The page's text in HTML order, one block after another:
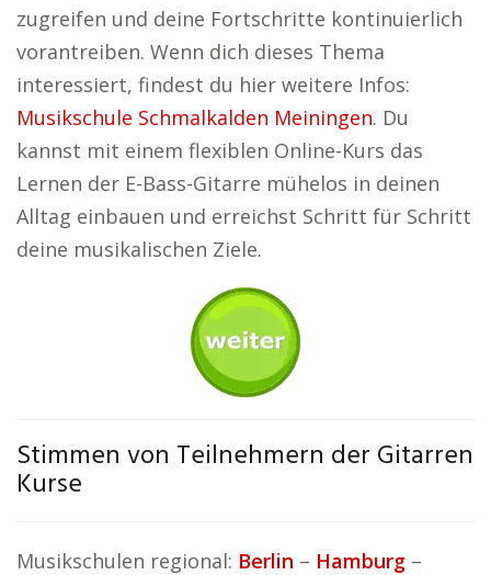
zugreifen und deine Fortschritte kontinuierlich
vorantreiben. Wenn dich dieses Thema
interessiert, findest du hier weitere Infos:
Musikschule Schmalkalden Meiningen. Du
kannst mit einem flexiblen Online-Kurs das
Lernen der E-Bass-Gitarre mühelos in deinen
Alltag einbauen und erreichst Schritt für Schritt
deine musikalischen Ziele.
Stimmen von Teilnehmern der Gitarren
Kurse
Musikschulen regional: Berlin – Hamburg –